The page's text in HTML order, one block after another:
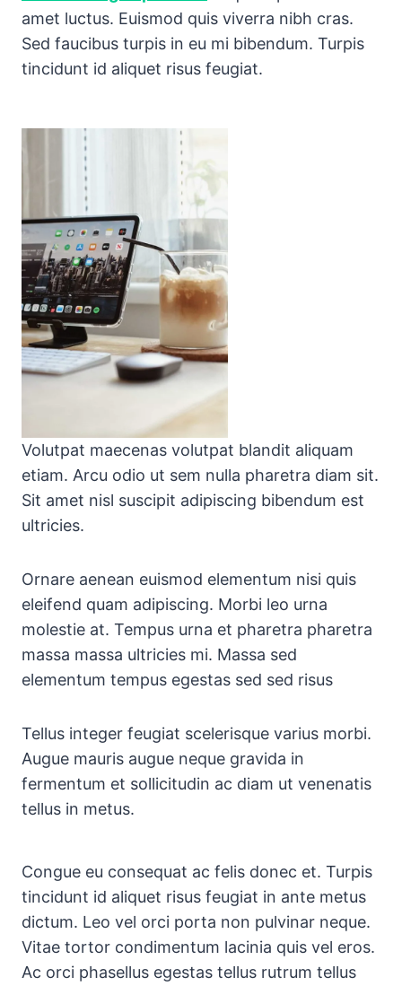
amet luctus. Euismod quis viverra nibh cras.
Sed faucibus turpis in eu mi bibendum. Turpis
tincidunt id aliquet risus feugiat.
Volutpat maecenas volutpat blandit aliquam
etiam. Arcu odio ut sem nulla pharetra diam sit.
Sit amet nisl suscipit adipiscing bibendum est
ultricies.
Ornare aenean euismod elementum nisi quis
eleifend quam adipiscing. Morbi leo urna
molestie at. Tempus urna et pharetra pharetra
massa massa ultricies mi. Massa sed
elementum tempus egestas sed sed risus
Tellus integer feugiat scelerisque varius morbi.
Augue mauris augue neque gravida in
fermentum et sollicitudin ac diam ut venenatis
tellus in metus.
Congue eu consequat ac felis donec et. Turpis
tincidunt id aliquet risus feugiat in ante metus
dictum. Leo vel orci porta non pulvinar neque.
Vitae tortor condimentum lacinia quis vel eros.
Ac orci phasellus egestas tellus rutrum tellus